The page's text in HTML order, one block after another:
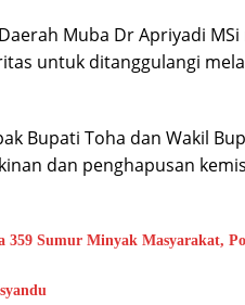
Muba Dr Apriyadi
untuk ditanggulangi
Bupati Toha dan Wakil
dan penghapusan
359 Sumur Minyak Masyarakat,